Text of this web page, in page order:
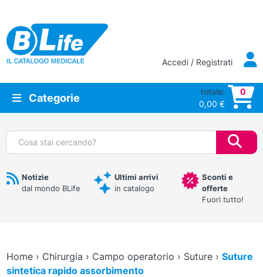
Vai al contenuto principale
Accedi / Registrati
Categorie
totale:
0,00 €
0
Cerca:
Notizie
dal mondo BLife
Ultimi arrivi
in catalogo
Sconti e
offerte
Fuori tutto!
Home› Chirurgia › Campo operatorio › Suture› Suture
sintetica rapido assorbimento